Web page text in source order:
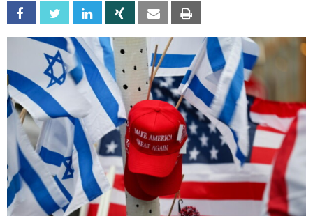
Facebook Twitter Linkedin Xing Email